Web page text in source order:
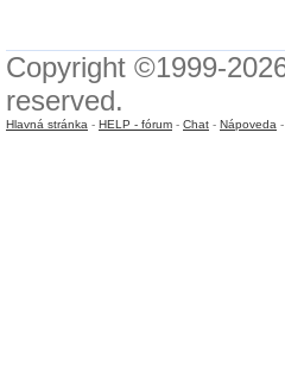
Copyright ©1999-
reserved.
Hlavná stránka - HELP - fórum - Chat - Nápoveda -